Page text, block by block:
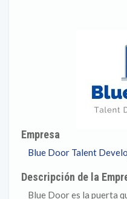
Empresa
Blue Door Talent
Descripción de la
Blue Door es la puerta